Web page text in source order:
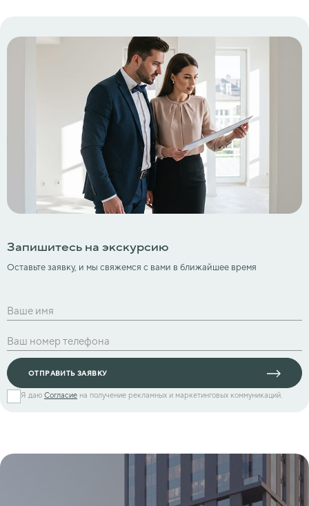
Запишитесь на экскурсию
Оставьте заявку, и мы свяжемся с вами в ближайшее время
ОТПРАВИТЬ ЗАЯВКУ
Я даю Согласие на получение рекламных и маркетинговых коммуникаций.